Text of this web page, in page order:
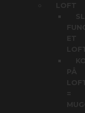
PÅ
MUGG